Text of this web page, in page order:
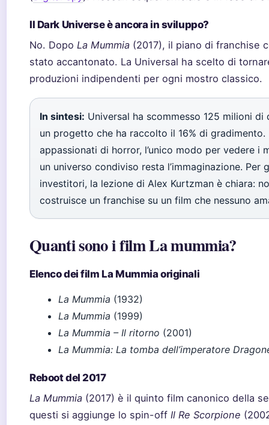
Il Dark Universe è ancora in sviluppo?
No. Dopo La Mummia (2017), il piano di franchise
stato accantonato. La Universal ha scelto di
produzioni indipendenti per ogni mostro classico.
In sintesi: Universal ha scommesso 125 milioni di
un progetto che ha raccolto il 16% di gradimento.
appassionati di horror, l’unico modo per vedere i
un universo condiviso resta l’immaginazione. Per
investitori, la lezione di Alex Kurtzman è chiara:
costruisce un franchise su un film che nessuno
Quanti sono i film La mummia?
Elenco dei film La Mummia originali
La Mummia (1932)
La Mummia (1999)
La Mummia – Il ritorno (2001)
La Mummia: La tomba dell’imperatore
Reboot del 2017
La Mummia (2017) è il quinto film canonico della
questi si aggiunge lo spin-off Il Re Scorpione